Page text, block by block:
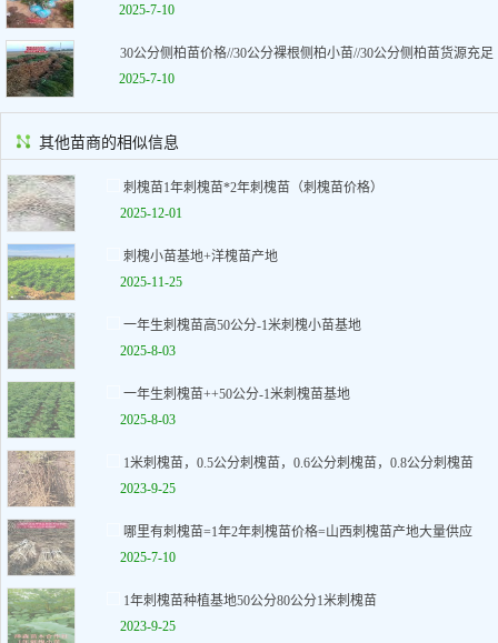
2025-7-10
30公分侧柏苗价格//30公分裸根侧柏小苗//30公分侧柏苗货源充足
2025-7-10
其他苗商的相似信息
刺槐苗1年刺槐苗*2年刺槐苗（刺槐苗价格）
2025-12-01
刺槐小苗基地+洋槐苗产地
2025-11-25
一年生刺槐苗高50公分-1米刺槐小苗基地
2025-8-03
一年生刺槐苗++50公分-1米刺槐苗基地
2025-8-03
1米刺槐苗，0.5公分刺槐苗，0.6公分刺槐苗，0.8公分刺槐苗
2023-9-25
哪里有刺槐苗=1年2年刺槐苗价格=山西刺槐苗产地大量供应
2025-7-10
1年刺槐苗种植基地50公分80公分1米刺槐苗
2023-9-25